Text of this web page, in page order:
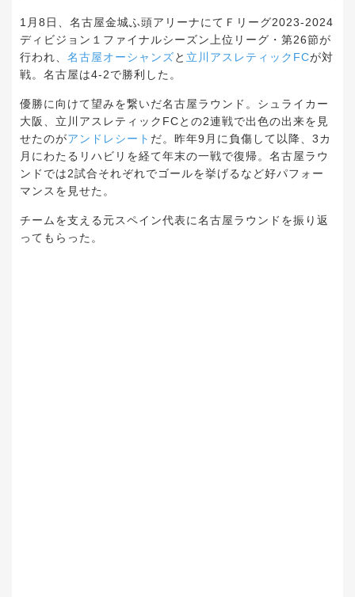
1月8日、名古屋金城ふ頭アリーナにてＦリーグ2023-2024
ディビジョン１ファイナルシーズン上位リーグ・第26節が
行われ、 名古屋オーシャンズと 立川アスレティックFCが対
戦。名古屋は4-2で勝利した。
優勝に向けて望みを繋いだ名古屋ラウンド。シュライカー
大阪、立川アスレティックFCとの2連戦で出色の出来を見
せたのがアンドレシート だ。昨年9月に負傷して以降、3カ
月にわたるリハビリを経て年末の一戦で復帰。名古屋ラウ
ンドでは2試合それぞれでゴールを挙げるなど好パフォー
マンスを見せた。
チームを支える元スペイン代表に名古屋ラウンドを振り返
ってもらった。